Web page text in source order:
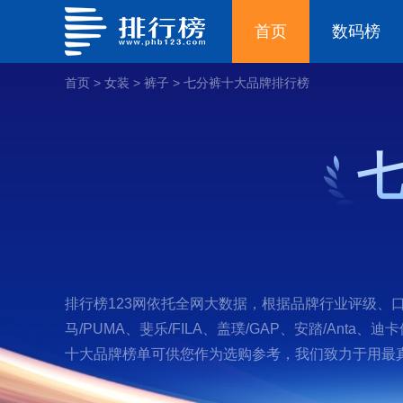
首页 数码榜
首页 > 女装 > 裤子 > 七分裤十大品牌排行榜
排行榜123网依托全网大数据，根据品牌行业评级、
马/PUMA、斐乐/FILA、盖璞/GAP、安踏/Anta、迪
十大品牌榜单可供您作为选购参考，我们致力于用